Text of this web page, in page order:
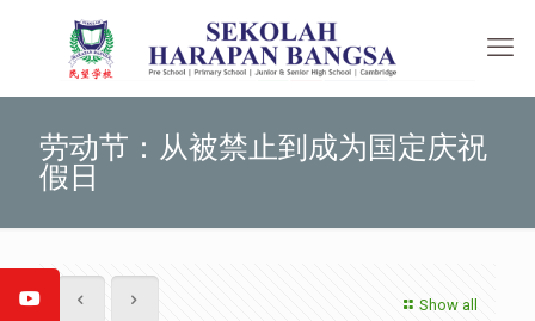
劳动节：从被禁止到成为国定庆祝
假日
Show all